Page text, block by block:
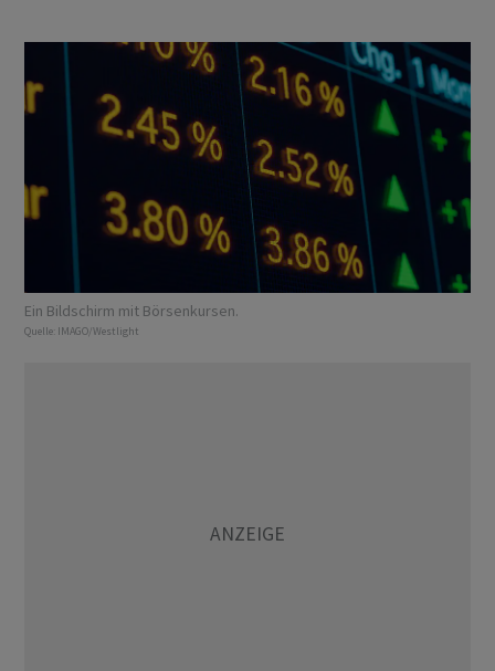
Ein Bildschirm mit Börsenkursen.
Quelle: IMAGO/Westlight